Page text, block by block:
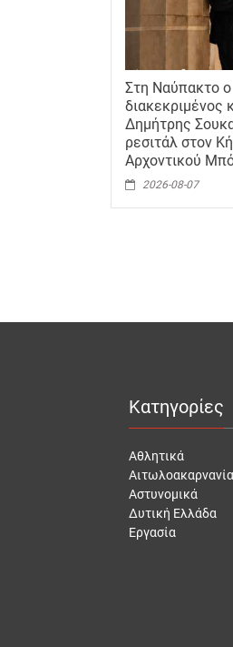
Στη Ναύπακτο ο
διακεκριμένος
Δημήτρης
ρεσιτάλ στον
Αρχοντικού
2026-08-07
Κατηγορίες
Αθλητικά
Αιτωλοακαρνανία
Αστυνομικά
Δυτική Ελλάδα
Εργασία